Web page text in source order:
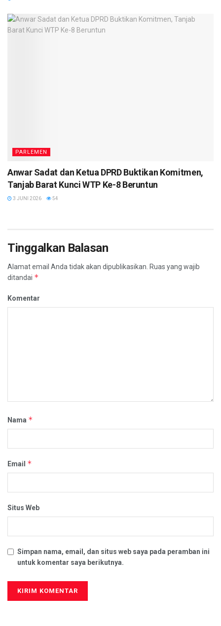
PARLEMEN
Anwar Sadat dan Ketua DPRD Buktikan Komitmen,
Tanjab Barat Kunci WTP Ke-8 Beruntun
3 JUNI 2026 54
Tinggalkan Balasan
Alamat email Anda tidak akan dipublikasikan. Ruas yang wajib
ditandai *
Komentar
Nama *
Email *
Situs Web
Simpan nama, email, dan situs web saya pada peramban ini
untuk komentar saya berikutnya.